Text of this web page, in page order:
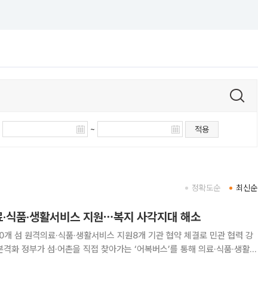
~ 적용
최신순
정확도순
식품·생활서비스 지원⋯복지 사각지대 해소
섬 원격의료·식품·생활서비스 지원8개 기관 협약 체결로 민관 협력 강
료·식품·생활서
접근성까지 개선하는 것이 핵심이다.